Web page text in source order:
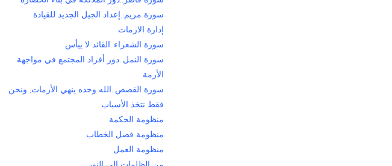
سورة مريم..إعداد الجيل الجديد للقيادة
إدارة الازمات
سورة الشعراء..القائد لا ييأس
سورة النمل..دور أفراد المجتمع في مواجهة
الأزمة
سورة القصص..الله وحده ينهي الأزمات, ونحن
فقط نتخذ الأسباب
منظومة الحكمة
منظومة فصل الخطاب
منظومة العمل